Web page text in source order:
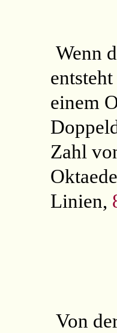
Wenn
einem
Zahl
Linien,
Von